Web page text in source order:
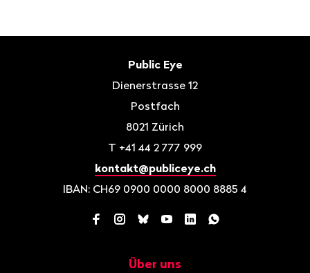
Public Eye
Dienerstrasse 12
Postfach
8021 Zürich
T +41 44 2 777 999
kontakt@publiceye.ch
IBAN: CH69 0900 0000 8000 8885 4
Facebook
Instagram
BlueskyYouTube
LinkedInWhatsApp
Über uns